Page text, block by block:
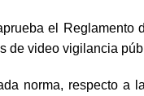
el
de video vigilancia
norma, respecto a